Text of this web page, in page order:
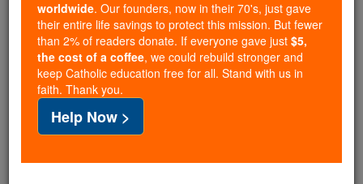
shut down ourCatholic
Online, Catholic Online School, Prayer Candles, and
Catholic Online Learning Resourcesessential faith
tools serving over2.2 million students and millions of
families worldwide. Our founders, now in their 70's,
just gave their entire life savings to protect this mission.
But fewer than 2% of readers donate. If everyone gave
just$5, the cost of a coffee, we could rebuild stronger
worldwide. Our founders, now in their 70's, just gave
their entire life savings to protect this mission. But fewer
than 2% of readers donate. If everyone gave just $5,
the cost of a coffee, we could rebuild stronger and
keep Catholic education free for all. Stand with us in
faith. Thank you.
Help Now >